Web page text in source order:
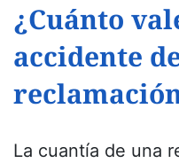
¿Cuánto
accidente
La cuantía de una